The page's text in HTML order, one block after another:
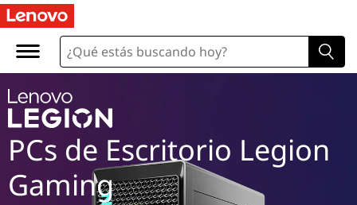
PCs de Escritorio Legion
Gaming